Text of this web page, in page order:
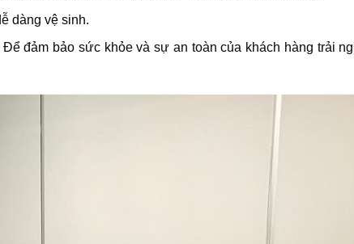
dàng vệ sinh.
đảm bảo sức khỏe và sự an toàn của khách hàng trải